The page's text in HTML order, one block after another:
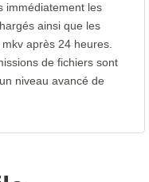
immédiatement les
ainsi que les
après 24 heures.
de fichiers sont
niveau avancé de